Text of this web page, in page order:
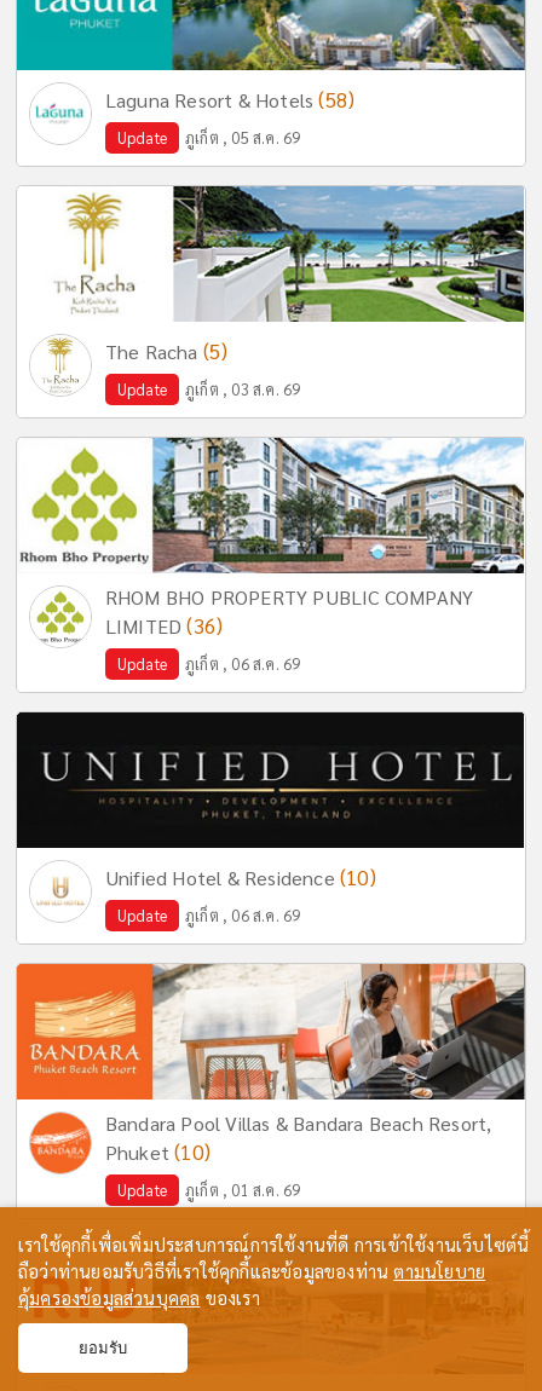
Laguna Resort & Hotels(58)
Update ภูเก็ต , 05 ส.ค. 69
The Racha (5)
Update ภูเก็ต , 03 ส.ค. 69
RHOM BHO PROPERTY PUBLIC COMPANY
LIMITED(36)
Update ภูเก็ต , 06 ส.ค. 69
Unified Hotel & Residence (10)
Update ภูเก็ต , 06 ส.ค. 69
Bandara Pool Villas & Bandara Beach Resort,
Phuket(10)
Update ภูเก็ต , 01 ส.ค. 69
เราใช้คุกกี้เพื่อเพิ่มประสบการณ์การใช้งานที่ดี การเข้าใช้งานเว็บไซต์นี้
ถือว่าท่านยอมรับวิธีที่เราใช้คุกกี้และข้อมูลของท่านตามนโยบาย
คุ้มครองข้อมูลส่วนบุคคล ของเรา
ยอมรับ